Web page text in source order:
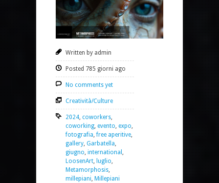
Written by admin
Posted 785 giorni ago
No comments yet
Creatività/Culture
2024 coworkers
coworking evento expo
fotografia ,free aperitive
gallery Garbatella
giugno international
LoosenArt
luglio
Metamorphosis
millepiani Millepiani